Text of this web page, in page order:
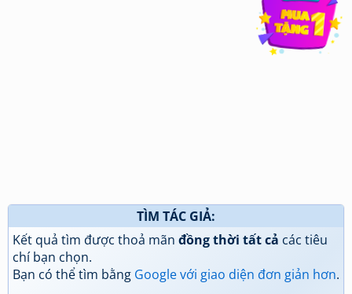
TÌM TÁC GIẢ:
Kết quả tìm được thoả mãn đồng thời tất cả các tiêu
chí bạn chọn.
Bạn có thể tìm bằng Google với giao diện đơn giản hơn.